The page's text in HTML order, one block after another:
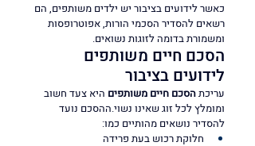
כאשר לידועים בציבור יש ילדים משותפים, הם
רשאים להסדיר הסכמי הורות, אפוטרופסות
ומשמורת בדומה לזוגות נשואים.
הסכם חיים משותפים
לידועים בציבור
עריכת הסכם חיים משותפים היא צעד חשוב
ומומלץ לכל זוג שאינו נשוי.ההסכם נועד
להסדיר נושאים מהותיים כמו:
חלוקת רכוש בעת פרידה